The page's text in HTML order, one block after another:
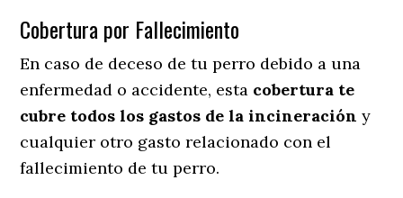
Cobertura por Fallecimiento
En caso de deceso de tu perro debido a una
enfermedad o accidente, esta cobertura te
cubre todos los gastos de la incineración y
cualquier otro gasto relacionado con el
fallecimiento de tu perro.